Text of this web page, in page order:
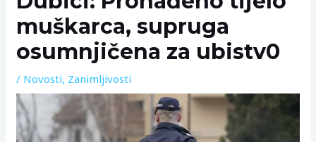
muškarca, supruga
osumnjičena za ubistv0
/ Novosti, Zanimljivosti